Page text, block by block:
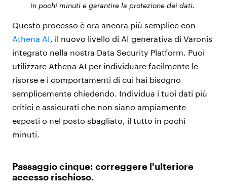
in pochi minuti e garantire la protezione dei dati.
Questo processo è ora ancora più semplice con
Athena AI
, il nuovo livello di AI generativa di Varonis
integrato nella nostra Data Security Platform. Puoi
utilizzare Athena AI per individuare facilmente le
risorse e i comportamenti di cui hai bisogno
semplicemente chiedendo. Individua i tuoi dati più
critici e assicurati che non siano ampiamente
esposti o nel posto sbagliato, il tutto in pochi
minuti.
Passaggio cinque: correggere l'ulteriore
accesso rischioso.